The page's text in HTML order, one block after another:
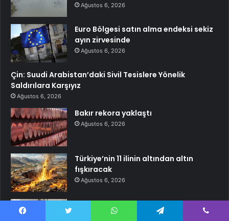
Ağustos 6, 2026
Euro Bölgesi satın alma endeksi sekiz
ayın zirvesinde
Ağustos 6, 2026
Çin: Suudi Arabistan’daki Sivil Tesislere Yönelik
Saldırılara Karşıyız
Ağustos 6, 2026
Bakır rekora yaklaştı
Ağustos 6, 2026
Türkiye’nin 11 ilinin altından altın
fışkıracak
Ağustos 6, 2026
Türk mobilya devi resmen satıldı
Ağustos 6, 2026